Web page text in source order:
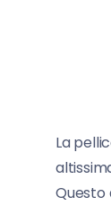
La
Questo